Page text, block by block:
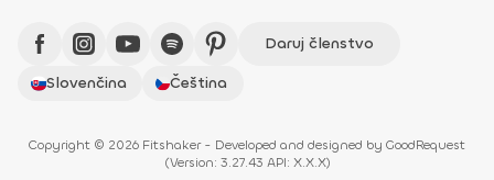
Daruj členstvo
Slovenčina
Čeština
Copyright © 2026 Fitshaker - Developed and designed by GoodRequest
(Version: 3.27.43 API: X.X.X)